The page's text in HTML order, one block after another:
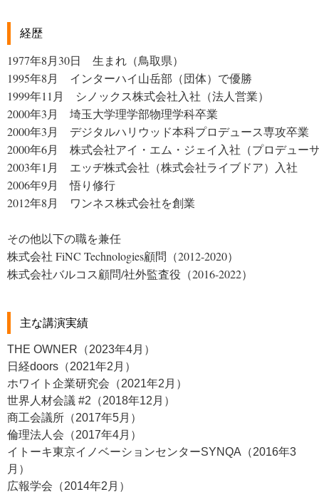
経歴
1977年8月30日　生まれ（鳥取県）
1995年8月　インターハイ山岳部（団体）で優勝
1999年11月　シノックス株式会社入社（法人営業）
2000年3月　埼玉大学理学部物理学科卒業
2000年3月　デジタルハリウッド本科プロデュース専攻卒業
2000年6月　株式会社アイ・エム・ジェイ入社（プロデュー
2003年1月　エッヂ株式会社（株式会社ライブドア）入社
2006年9月　悟り修行
2012年8月　ワンネス株式会社を創業
その他以下の職を兼任
株式会社 FiNC Technologies顧問（2012-2020）
株式会社バルコス顧問/社外監査役（2016-2022）
主な講演実績
THE OWNER（2023年4月）
日経doors（2021年2月）
ホワイト企業研究会（2021年2月）
世界人材会議 #2（2018年12月）
商工会議所（2017年5月）
倫理法人会（2017年4月）
イトーキ東京イノベーションセンターSYNQA（2016年3
月）
広報学会（2014年2月）